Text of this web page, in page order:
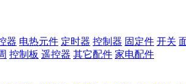
器 电热元件 定时器 控制器 固定件 开关
控制板 遥控器 其它配件 家电配件